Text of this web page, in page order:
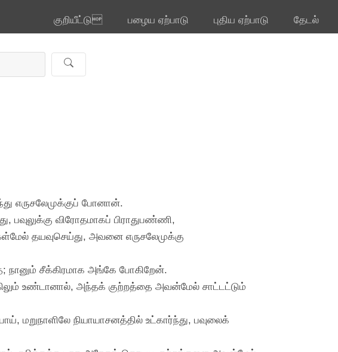
குறியீட்டு பழைய ஏற்பாடு புதிய ஏற்பாடு தேடல்
எருசலேமுக்குப் போனான்.
பவுலுக்கு விரோதமாகப் பிராதுபண்ணி,
தயவுசெய்து, அவனை எருசலேமுக்கு
நானும் சீக்கிரமாக அங்கே போகிறேன்.
உண்டானால், அந்தக் குற்றத்தை அவன்மேல் சாட்டட்டும்
மறுநாளிலே நியாயாசனத்தில் உட்கார்ந்து, பவுலைக்